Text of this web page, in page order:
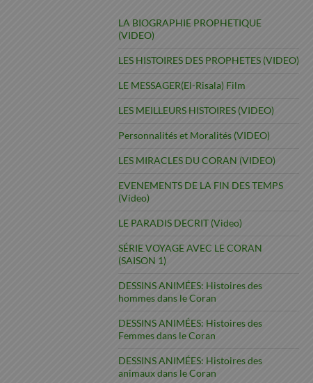
LA BIOGRAPHIE PROPHETIQUE
(VIDEO)
LES HISTOIRES DES PROPHETES (VIDEO)
LE MESSAGER(El-Risala) Film
LES MEILLEURS HISTOIRES (VIDEO)
Personnalités et Moralités (VIDEO)
LES MIRACLES DU CORAN (VIDEO)
EVENEMENTS DE LA FIN DES TEMPS
(Video)
LE PARADIS DECRIT (Video)
SÉRIE VOYAGE AVEC LE CORAN
(SAISON 1)
DESSINS ANIMÉES: Histoires des
hommes dans le Coran
DESSINS ANIMÉES: Histoires des
Femmes dans le Coran
DESSINS ANIMÉES: Histoires des
animaux dans le Coran